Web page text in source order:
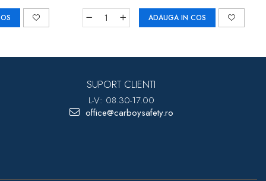
ADAUGA IN COS
SUPORT CLIENTI
L-V: 08.30-17.00
office@carboysafety.ro